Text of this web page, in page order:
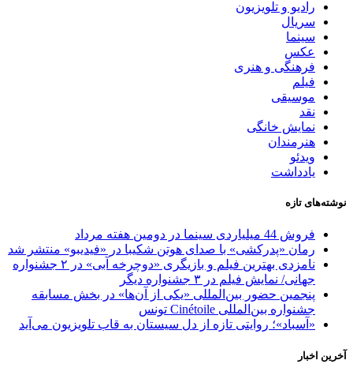
رادیو و تلویزیون
سریال
سینما
عکس
فرهنگی و هنری
فیلم
موسیقی
نقد
نمایش خانگی
هنرمندان
ویدئو
یادداشت
نوشته‌های تازه
فروش 44 میلیاردی سینما در دومین هفته مرداد
رمان «پدرکشی» با صدای هوتن شکیبا در «فیدیبو» منتشر شد
نامزدی بهترین فیلم و بازیگری «دوچرخه آبی» در ۲ جشنواره
جهانی/ نمایش فیلم در ۳ جشنواره دیگر
پنجمین حضور بین‌المللی «یکی از آن‌ها» در بخش مسابقه
جشنواره بین‌المللی Cinétoile تونس
«آسباد»؛ روایتی تازه از دل سیستان به قاب تلویزیون می‌آید
آخرین اخبار